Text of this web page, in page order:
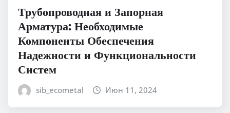
Трубопроводная и Запорная
Арматура: Необходимые
Компоненты Обеспечения
Надежности и Функциональности
Систем
sib_ecometal Июн 11, 2024